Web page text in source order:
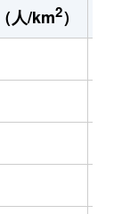
人/km2）